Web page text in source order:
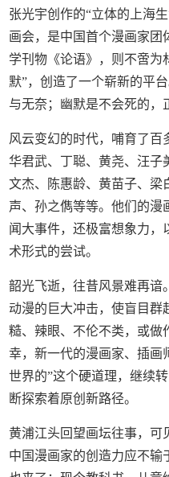
张光宇创作的“立体的上海
画会，是中国首个漫画家团
学刊物《论语》，则不啻为
默”，创造了一个崭新的平
与无奈；幽默是不会死的，
风云变幻的时代，哺育了百
华君武、丁聪、黄尧、汪子
文杰、陈惠龄、黄苗子、梁
声、孙之儁等等。他们的漫
闻大事件，还极富想象力，
术形式的尝试。
韶光飞逝，往昔风景难再谙
动漫的巨大冲击，使盲目群
糙、辣眼、不伦不类，或做
幸，新一代的漫画家、插画
世界的”这个硬道理，继续
断探索着原创新路径。
黄浦江头回望画坛往事，可
中国漫画家的创造力应不输